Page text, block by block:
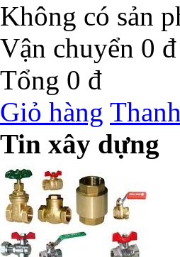
Không có sản
Vận chuyển 0 đ
Tổng 0 đ
Giỏ hàng
Tin xây dựng